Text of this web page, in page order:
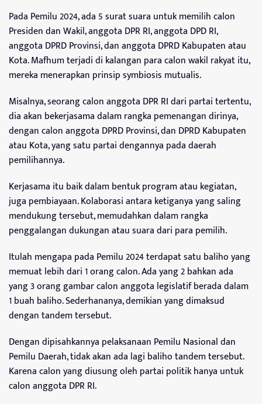
Pada Pemilu 2024, ada 5 surat suara untuk memilih calon
Presiden dan Wakil, anggota DPR RI, anggota DPD RI,
anggota DPRD Provinsi, dan anggota DPRD Kabupaten atau
Kota. Mafhum terjadi di kalangan para calon wakil rakyat itu,
mereka menerapkan prinsip symbiosis mutualis.
Misalnya, seorang calon anggota DPR RI dari partai tertentu,
dia akan bekerjasama dalam rangka pemenangan dirinya,
dengan calon anggota DPRD Provinsi, dan DPRD Kabupaten
atau Kota, yang satu partai dengannya pada daerah
pemilihannya.
Kerjasama itu baik dalam bentuk program atau kegiatan,
juga pembiayaan. Kolaborasi antara ketiganya yang saling
mendukung tersebut, memudahkan dalam rangka
penggalangan dukungan atau suara dari para pemilih.
Itulah mengapa pada Pemilu 2024 terdapat satu baliho yang
memuat lebih dari 1 orang calon. Ada yang 2 bahkan ada
yang 3 orang gambar calon anggota legislatif berada dalam
1 buah baliho. Sederhananya, demikian yang dimaksud
dengan tandem tersebut.
Dengan dipisahkannya pelaksanaan Pemilu Nasional dan
Pemilu Daerah, tidak akan ada lagi baliho tandem tersebut.
Karena calon yang diusung oleh partai politik hanya untuk
calon anggota DPR RI.